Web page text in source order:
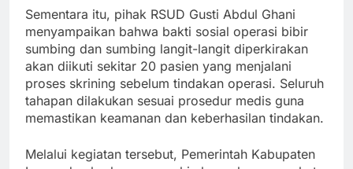
Sementara itu, pihak RSUD Gusti Abdul Ghani
menyampaikan bahwa bakti sosial operasi bibir
sumbing dan sumbing langit-langit diperkirakan
akan diikuti sekitar 20 pasien yang menjalani
proses skrining sebelum tindakan operasi. Seluruh
tahapan dilakukan sesuai prosedur medis guna
memastikan keamanan dan keberhasilan tindakan.
Melalui kegiatan tersebut, Pemerintah Kabupaten